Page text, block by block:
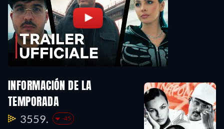
INFORMACIÓN DE LA
TEMPORADA
3559. -45